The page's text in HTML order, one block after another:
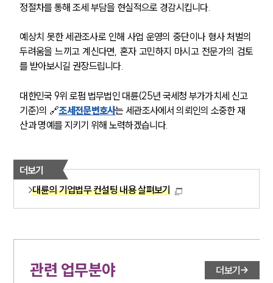
대륜법률상담예약
정절차를 통해 조세 부담을 현실적으로 경감시킵니다.
예상치 못한 세관조사로 인해 사업 운영의 중단이나 형사 처벌의
두려움을 느끼고 계신다면, 혼자 고민하지 마시고 전문가의 검토
를 받아보시길 권장드립니다.
대한민국 9위 로펌 법무법인 대륜(25년 국세청 부가가치세 신고
기준)의 🔗조세전문변호사는 세관조사에서 의뢰인의 소중한 재
산과 명예를 지키기 위해 노력하겠습니다.
더보기
대륜의 기업법무 컨설팅 내용 살펴보기
관련 업무분야 더보기